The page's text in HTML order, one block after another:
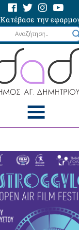
Κατέβασε την